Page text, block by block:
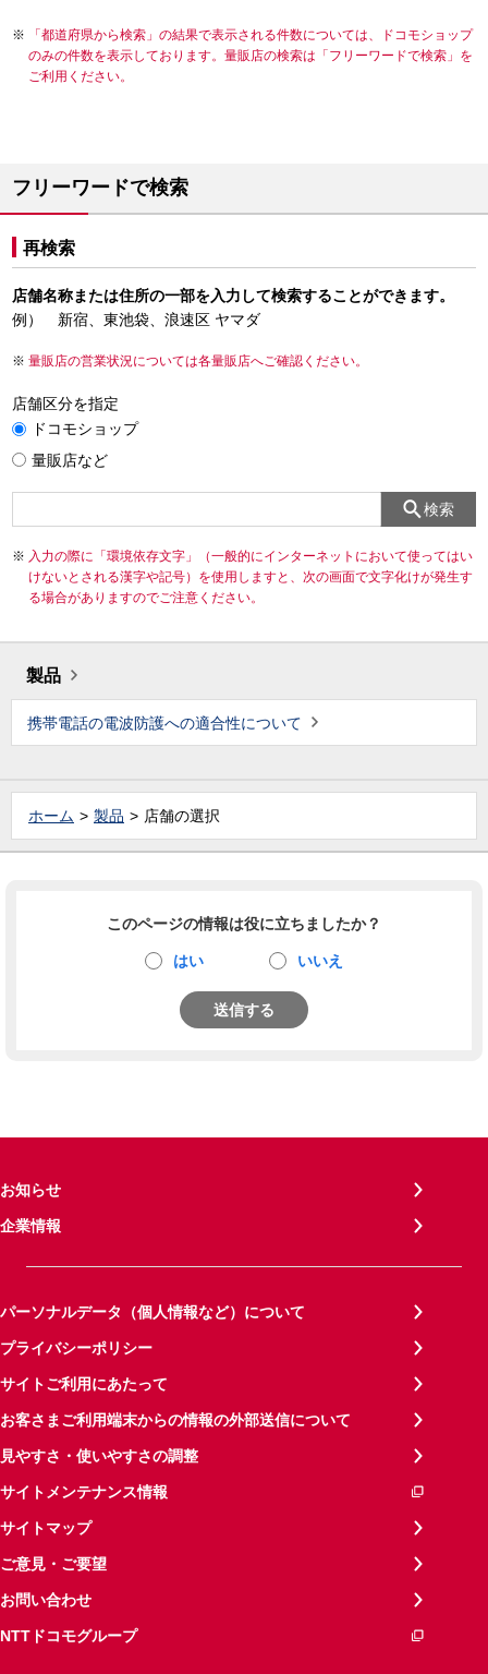
「都道府県から検索」の結果で表示される件数については、ドコモショップ
のみの件数を表示しております。量販店の検索は「フリーワードで検索」を
ご利用ください。
フリーワードで検索
再検索
店舗名称または住所の一部を入力して検索することができます。
例） 新宿、東池袋、浪速区 ヤマダ
量販店の営業状況については各量販店へご確認ください。
店舗区分を指定
ドコモショップ
量販店など
検索
入力の際に「環境依存文字」（一般的にインターネットにおいて使ってはい
けないとされる漢字や記号）を使用しますと、次の画面で文字化けが発生す
る場合がありますのでご注意ください。
製品
携帯電話の電波防護への適合性について
ホーム 製品 店舗の選択
このページの情報は役に立ちましたか？
はい いいえ
送信する
お知らせ
企業情報
パーソナルデータ（個人情報など）について
プライバシーポリシー
サイトご利用にあたって
お客さまご利用端末からの情報の外部送信について
見やすさ・使いやすさの調整
サイトメンテナンス情報
サイトマップ
ご意見・ご要望
お問い合わせ
NTTドコモグループ